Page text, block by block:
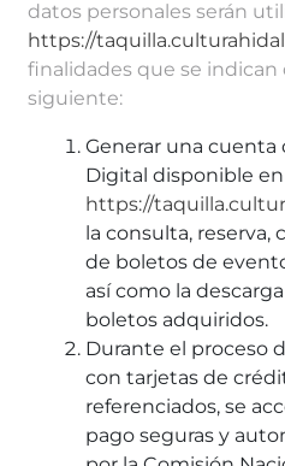
datos personales serán
https://
finalidades que se
siguiente:
Generar una cuenta
Digital disponible en
https://
la consulta, reserva,
de boletos de
así como la
boletos adquiridos.
Durante el proceso
con tarjetas de
referenciados, se
pago seguras y